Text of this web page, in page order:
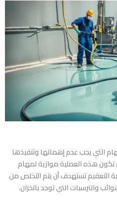
التي يجب عدم إهمالها وتنفيذها
هذه العملية موازية لمهام
التعقيم تستهدف أن يتم التخلص من
والترسبات التي توجد بالخزان.